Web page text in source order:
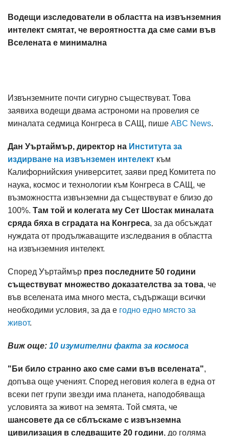
Водещи изследователи в областта на извънземния
интелект смятат, че вероятността да сме сами във
Вселената е минимална
Извънземните почти сигурно съществуват. Това
заявиха водещи двама астрономи на провелия се
миналата седмица Конгреса в САЩ, пише ABC News.
Дан Уъртаймър, директор на Института за
издирване на извънземен интелект към
Калифорнийския университет, заяви пред Комитета по
наука, космос и технологии към Конгреса в САЩ, че
възможността извънземни да съществуват е близо до
100%. Там той и колегата му Сет Шостак миналата
сряда бяха в сградата на Конгреса, за да обсъждат
нуждата от продължаващите изследвания в областта
на извънземния интелект.
Според Уъртаймър през последните 50 години
съществуват множество доказателства за това, че
във вселената има много места, съдържащи всички
необходими условия, за да е годно едно място за
живот.
Виж още: 10 изумителни факта за космоса
"Би било странно ако сме сами във вселената",
допъва още ученият. Според неговия колега в една от
всеки пет групи звезди има планета, наподобяваща
условията за живот на земята. Той смята, че
шансовете да се сблъскаме с извънземна
цивилизация в следващите 20 години, до голяма